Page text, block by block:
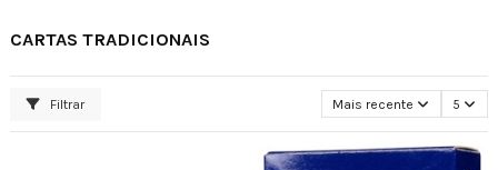
CARTAS TRADICIONAIS
Filtrar Mais recente 5